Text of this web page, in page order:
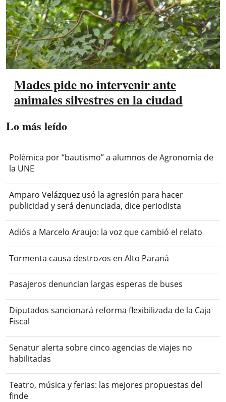
Mades pide no intervenir ante
animales silvestres en la ciudad
Lo más leído
Polémica por “bautismo” a alumnos de Agronomía de
la UNE
Amparo Velázquez usó la agresión para hacer
publicidad y será denunciada, dice periodista
Adiós a Marcelo Araujo: la voz que cambió el relato
Tormenta causa destrozos en Alto Paraná
Pasajeros denuncian largas esperas de buses
Diputados sancionará reforma flexibilizada de la Caja
Fiscal
Senatur alerta sobre cinco agencias de viajes no
habilitadas
Teatro, música y ferias: las mejores propuestas del
finde